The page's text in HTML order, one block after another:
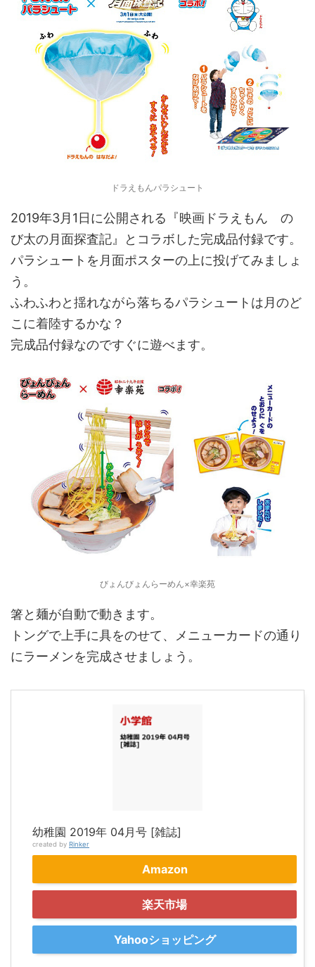
ドラえもんパラシュート
2019年3月1日に公開される『映画ドラえもん の
び太の月面探査記』とコラボした完成品付録です。
パラシュートを月面ポスターの上に投げてみましょ
う。
ふわふわと揺れながら落ちるパラシュートは月のど
こに着陸するかな？
完成品付録なのですぐに遊べます。
びょんびょんらーめん×幸楽苑
箸と麺が自動で動きます。
トングで上手に具をのせて、メニューカードの通り
にラーメンを完成させましょう。
幼稚園 2019年 04月号 [雑誌]
created by Rinker
Amazon
楽天市場
Yahooショッピング